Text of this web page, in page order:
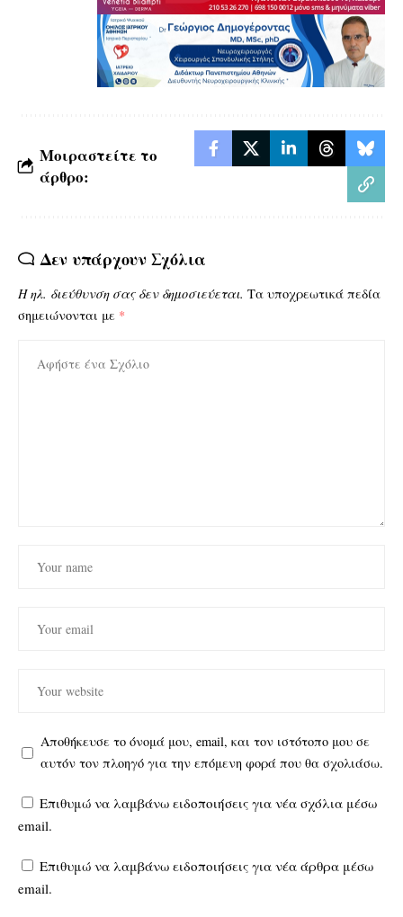
Μοιραστείτε το
άρθρο:
Δεν υπάρχουν Σχόλια
Η ηλ. διεύθυνση σας δεν δημοσιεύεται. Τα υποχρεωτικά πεδία
σημειώνονται με *
Αποθήκευσε το όνομά μου, email, και τον ιστότοπο μου σε
αυτόν τον πλοηγό για την επόμενη φορά που θα σχολιάσω.
Επιθυμώ να λαμβάνω ειδοποιήσεις για νέα σχόλια μέσω
email.
Επιθυμώ να λαμβάνω ειδοποιήσεις για νέα άρθρα μέσω
email.